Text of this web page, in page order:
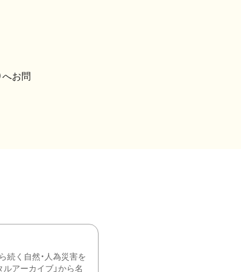
へお問
続く自然・人為災害を
アーカイブ」から名